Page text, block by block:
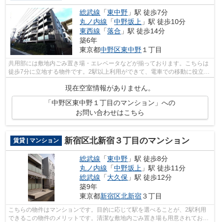
総武線 「東中野 」駅 徒歩7分
丸ノ内線 「中野坂上 」駅 徒歩10分
東西線 「落合 」駅 徒歩14分
築6年
東京都中野区東中野１丁目
共用部には敷地内ごみ置き場・エレベータなどが揃っております。こちらは
徒歩7分に立地する物件です。2駅以上利用ができて、電車での移動に役立つ
物件です。築4年の築浅物件。防犯対策...
現在空室情報がありません。
「中野区東中野１丁目のマンション」への
お問い合わせはこちら
賃貸 | マンション 新宿区北新宿３丁目のマンション
総武線 「東中野 」駅 徒歩8分
丸ノ内線 「中野坂上 」駅 徒歩11分
総武線 「大久保 」駅 徒歩12分
築9年
東京都新宿区北新宿３丁目
こちらの物件はマンションです。目的に応じて駅を選べることが、2駅利用
できるこの物件のメリットです。清潔な敷地内ごみ置き場も用意されており